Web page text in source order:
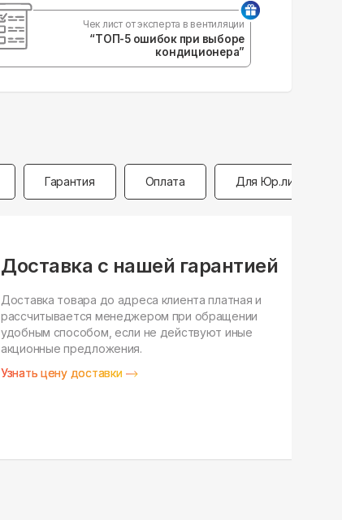
Чек лист от эксперта в вентиляции
“ТОП-5 ошибок при выборе
кондиционера”
Гарантия Оплата Для Юр.лиц
Доставка с нашей гарантией
Доставка товара до адреса клиента платная и
рассчитывается менеджером при обращении
удобным способом, если не действуют иные
акционные предложения.
Узнать цену доставки